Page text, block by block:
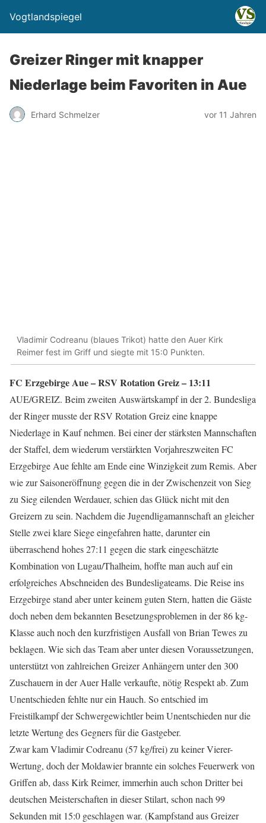
Vogtlandspiegel
Greizer Ringer mit knapper
Niederlage beim Favoriten in Aue
Erhard Schmelzer vor 11 Jahren
Vladimir Codreanu (blaues Trikot) hatte den Auer Kirk
Reimer fest im Griff und siegte mit 15:0 Punkten.
FC Erzgebirge Aue – RSV Rotation Greiz – 13:11
AUE/GREIZ. Beim zweiten Auswärtskampf in der 2. Bundesliga
der Ringer musste der RSV Rotation Greiz eine knappe
Niederlage in Kauf nehmen. Bei einer der stärksten Mannschaften
der Staffel, dem wiederum verstärkten Vorjahreszweiten FC
Erzgebirge Aue fehlte am Ende eine Winzigkeit zum Remis. Aber
wie zur Saisoneröffnung gegen die in der Zwischenzeit von Sieg
zu Sieg eilenden Werdauer, schien das Glück nicht mit den
Greizern zu sein. Nachdem die Jugendligamannschaft an gleicher
Stelle zwei klare Siege eingefahren hatte, darunter ein
überraschend hohes 27:11 gegen die stark eingeschätzte
Kombination von Lugau/Thalheim, hoffte man auch auf ein
erfolgreiches Abschneiden des Bundesligateams. Die Reise ins
Erzgebirge stand aber unter keinem guten Stern, hatten die Gäste
doch neben dem bekannten Besetzungsproblemen in der 86 kg-
Klasse auch noch den kurzfristigen Ausfall von Brian Tewes zu
beklagen. Wie sich das Team aber unter diesen Voraussetzungen,
unterstützt von zahlreichen Greizer Anhängern unter den 300
Zuschauern in der Auer Halle verkaufte, nötig Respekt ab. Zum
Unentschieden fehlte nur ein Hauch. So entschied im
Freistilkampf der Schwergewichtler beim Unentschieden nur die
letzte Wertung des Gegners für die Gastgeber.
Zwar kam Vladimir Codreanu (57 kg/frei) zu keiner Vierer-
Wertung, doch der Moldawier brannte ein solches Feuerwerk von
Griffen ab, dass Kirk Reimer, immerhin auch schon Dritter bei
deutschen Meisterschaften in dieser Stilart, schon nach 99
Sekunden mit 15:0 geschlagen war. (Kampfstand aus Greizer